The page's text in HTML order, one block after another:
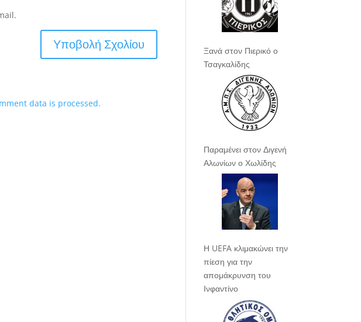
data is processed.
Ξανά στον Πιερικό ο
Τσαγκαλίδης
Παραμένει στον Διγενή
Αλωνίων ο Χωλίδης
Η UEFA κλιμακώνει την
πίεση για την
απομάκρυνση του
Ινφαντίνο